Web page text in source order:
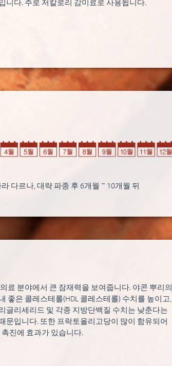
니다. 주로 저칼로리 감미료로 사용됩니다.
다르나, 대략 파종 후 6개월 ~ 10개월 뒤
료 분야에서 큰 잠재력을 보여줍니다. 야콘 뿌리의
좋은 콜레스테롤(HDL 콜레스테롤) 수치를 높이고,
글리세리드 및 각종 지방단백질 수치는 낮춘다는
문입니다. 또한 프락토올리고당이 많이 함유되어
진에 효과가 있습니다.